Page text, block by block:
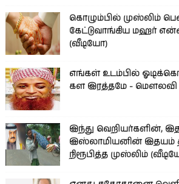
கொழும்பில் முஸ்லிம்
கேட்டுவாங்கிய மஹர் என்ன
(வீடியோ)
எங்கள் உடம்பில்
கள இரத்­தமே -
இந்து வெறியர்களின்,
இஸ்லாமியனின் இதயம்
நிரூபித்த முஸ்லிம்